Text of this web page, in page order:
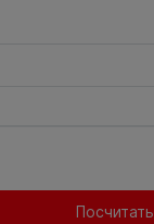
Посчитать